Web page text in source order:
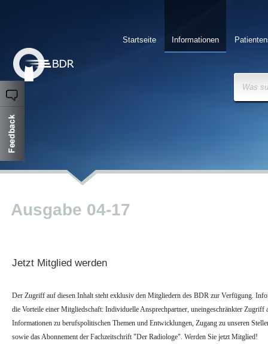
Informationen
Startseite
Was
Ausgabe 04-17
Jetzt Mitglied werden
Der Zugriff auf diesen Inhalt steht exklusiv den Mitgliedern des BDR zur Verfügung.
die Vorteile einer Mitgliedschaft: Individuelle Ansprechpartner, uneingeschränkter Zugriff
Informationen zu berufspolitischen Themen und Entwicklungen, Zugang zu unseren
sowie das Abonnement der Fachzeitschrift "Der Radiologe". Werden Sie jetzt Mitglied!